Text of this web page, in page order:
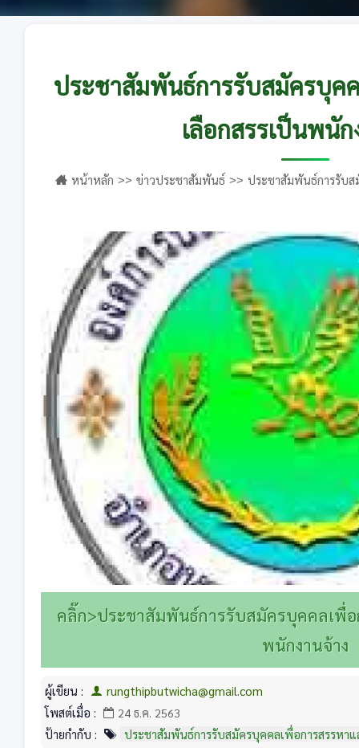
ประชาสัมพันธ์การรับสมัครบุค
เลือกสรรเป็นพนัก
หน้าหลัก ข่าวประชาสัมพันธ์
ประชาสัมพันธ์การรับส
คลิ๊ก>ประชาสัมพันธ์การรับสมัครบุคคลเพื่อ
พนักงานจ้าง
ผู้เขียน :
rungthipbutwicha@gmail.com
โพสต์เมื่อ :
24 ธ.ค. 2563
ป้ายกำกับ : ประชาสัมพันธ์การรับสมัครบุคคลเพื่อการสรรหา